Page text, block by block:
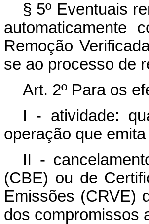
§ 5º Eventuais
automaticamente
Remoção
se ao processo de
Art. 2º Para os
I - atividade:
operação que
II -
(CBE) ou de
Emissões (CRVE)
dos compromissos